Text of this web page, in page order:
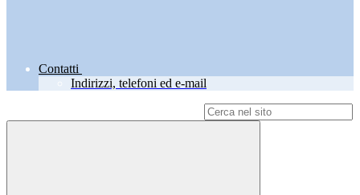
Contatti
Indirizzi, telefoni ed e-mail